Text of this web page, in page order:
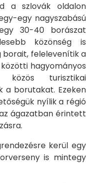
a szlovák oldalon
egy nagyszabású
30-40 borászat
közönség is
felelevenítik a
hagyományos
közös turisztikai
a borutakat. Ezeken
nyílik a régió
ágazatban érintett
kerül egy
is mintegy